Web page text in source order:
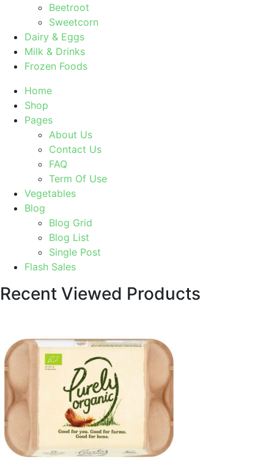
Beetroot
Sweetcorn
Dairy & Eggs
Milk & Drinks
Frozen Foods
Home
Shop
Pages
About Us
Contact Us
FAQ
Term Of Use
Vegetables
Blog
Blog Grid
Blog List
Single Post
Flash Sales
Recent Viewed Products